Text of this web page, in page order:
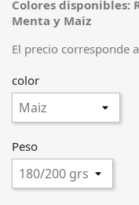
Colores disponibles:
Menta y Maiz
El precio corresponde
color
Peso